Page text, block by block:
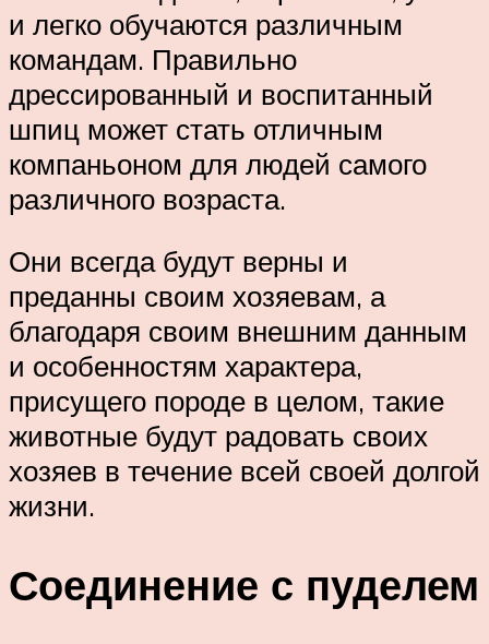
и легко обучаются различным
командам. Правильно
дрессированный и воспитанный
шпиц может стать отличным
компаньоном для людей самого
различного возраста.
Они всегда будут верны и
преданны своим хозяевам, а
благодаря своим внешним данным
и особенностям характера,
присущего породе в целом, такие
животные будут радовать своих
хозяев в течение всей своей долгой
жизни.
Соединение с пуделем